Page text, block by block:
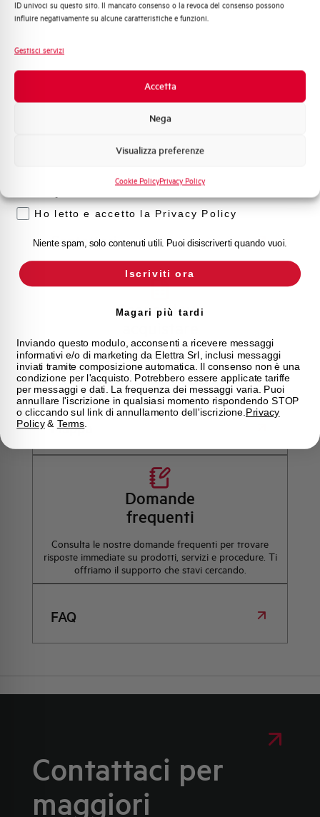
ID univoci su questo sito. Il mancato consenso o la revoca del consenso possono
influire negativamente su alcune caratteristiche e funzioni.
Gestisci servizi
Accetta
Nega
Visualizza preferenze
Cookie PolicyPrivacy Policy
Hai bisogno di supporto?
Customer
supporto tecnico, assistenza post-vendita e gestione
Contattaci
Scopri dove
Trova il punto vendita Elettra più vicino a te e accedi
rapidamente ai nostri prodotti e soluzioni in pochi
semplici passi. Scopri come possiamo aiutarti.
Mappa
Domande
frequenti
Consulta le nostre domande frequenti per trovare
risposte immediate su prodotti, servizi e procedure. Ti
offriamo il supporto che stavi cercando.
FAQ
Contattaci per
maggiori
Automazione Industriale
Sistema Quadri
Promozioni e offerte
Formazione tecnica
Voglio ricevere aggiornamenti, novità di
Ho letto e accetto la Privacy Policy
Niente spam, solo contenuti utili. Puoi disiscriverti quando vuoi.
Iscriviti ora
Magari più tardi
Inviando questo modulo, acconsenti a ricevere messaggi
informativi e/o di marketing da Elettra Srl, inclusi messaggi
inviati tramite composizione automatica. Il consenso non è una
condizione per l'acquisto. Potrebbero essere applicate tariffe
per messaggi e dati. La frequenza dei messaggi varia. Puoi
annullare l'iscrizione in qualsiasi momento rispondendo STOP
o cliccando sul link di annullamento dell'iscrizione. Privacy
Policy& Terms